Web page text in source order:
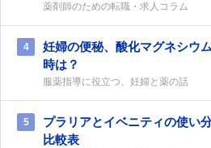
薬剤師のための転職・求人コラム
4
妊婦の便秘、酸化マグネシウ
時は？
服薬指導に役立つ、妊婦と薬の話
5
プラリアとイベニティの使い
比較表